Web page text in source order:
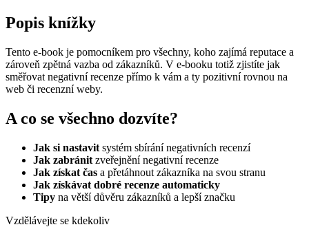
Popis knížky
Tento e-book je pomocníkem pro všechny, koho zajímá reputace a
zároveň zpětná vazba od zákazníků. V e-booku totiž zjistíte jak
směřovat negativní recenze přímo k vám a ty pozitivní rovnou na
web či recenzní weby.
A co se všechno dozvíte?
Jak si nastavit systém sbírání negativních recenzí
Jak zabránit zveřejnění negativní recenze
Jak získat čas a přetáhnout zákazníka na svou stranu
Jak získávat dobré recenze automaticky
Tipy na větší důvěru zákazníků a lepší značku
Vzdělávejte se kdekoliv